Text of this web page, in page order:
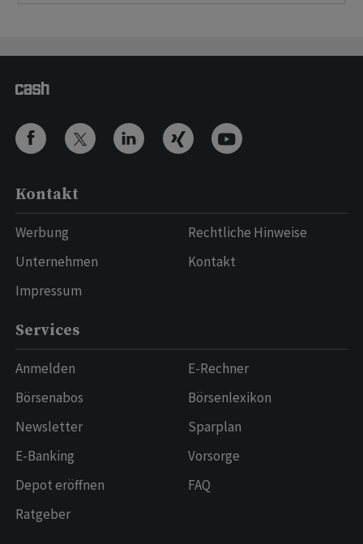
Kontakt
Werbung
Unternehmen
Impressum
Rechtliche Hinweise
Kontakt
Services
Anmelden
Börsenabos
Newsletter
E-Banking
Depot eröffnen
Ratgeber
E-Rechner
Börsenlexikon
Sparplan
Vorsorge
FAQ